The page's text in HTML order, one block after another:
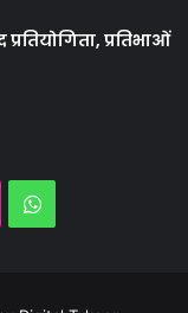
प्रतिभाओं
WhatsApp